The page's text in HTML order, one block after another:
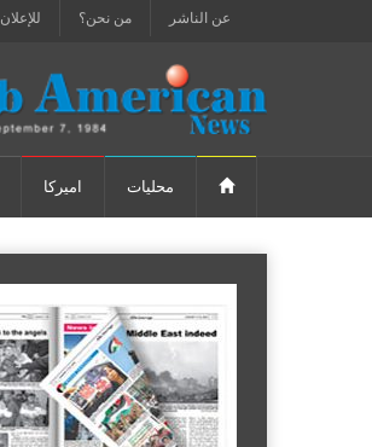
عن الناشر من نحن؟ للإعلان
محليات اميركا